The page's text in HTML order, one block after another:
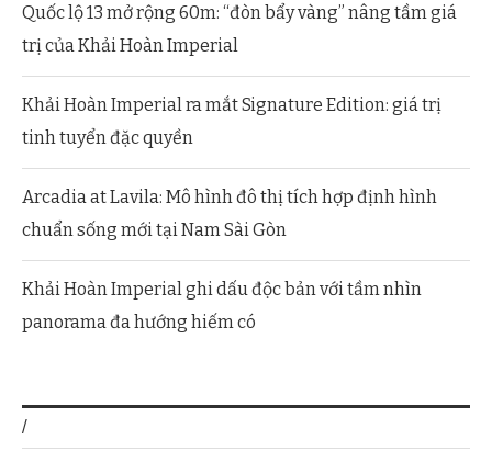
Quốc lộ 13 mở rộng 60m: “đòn bẩy vàng” nâng tầm giá
trị của Khải Hoàn Imperial
Khải Hoàn Imperial ra mắt Signature Edition: giá trị
tinh tuyển đặc quyền
Arcadia at Lavila: Mô hình đô thị tích hợp định hình
chuẩn sống mới tại Nam Sài Gòn
Khải Hoàn Imperial ghi dấu độc bản với tầm nhìn
panorama đa hướng hiếm có
/